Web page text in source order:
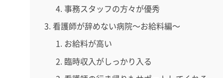
事務スタッフの方々が優秀
看護師が辞めない病院～お給料編～
お給料が高い
臨時収入がしっかり入る